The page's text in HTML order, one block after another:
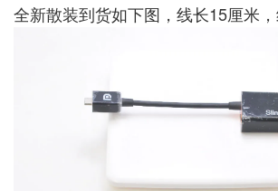
全新散装到货如下图，线长15厘米，